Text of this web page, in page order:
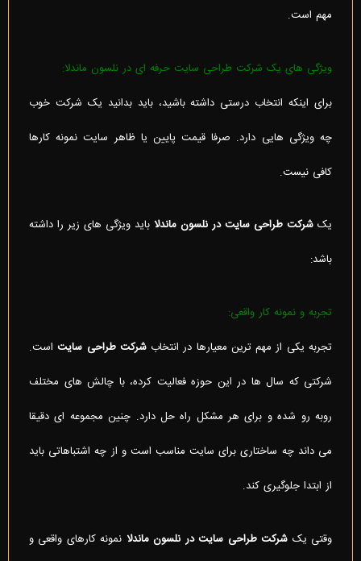
مهم است.
ویژگی های یک شرکت طراحی سایت حرفه ای در نلسون ماندلا:
برای اینکه انتخاب درستی داشته باشید، باید بدانید یک شرکت خوب
چه ویژگی هایی دارد. صرفا قیمت پایین یا ظاهر سایت نمونه کارها
کافی نیست.
یک شرکت طراحی سایت در نلسون ماندلا باید ویژگی های زیر را داشته
باشد:
تجربه و نمونه کار واقعی:
تجربه یکی از مهم ترین معیارها در انتخابشرکت طراحی سایتاست.
شرکتی که سال ها در این حوزه فعالیت کرده، با چالش های مختلف
روبه رو شده و برای هر مشکل راه حل دارد. چنین مجموعه ای دقیقا
می داند چه ساختاری برای سایت مناسب است و از چه اشتباهاتی باید
از ابتدا جلوگیری کند.
وقتی یک شرکت طراحی سایت در نلسون ماندلا نمونه کارهای واقعی و